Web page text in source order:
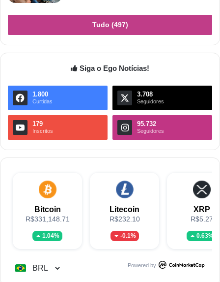
Tudo (497)
Siga o Ego Notícias!
1.800
Curtidas
3.708
Seguidores
179
Inscritos
95.732
Seguidores
Bitcoin
R$331,148.71
1.04%
Litecoin
R$232.10
-0.1%
XRP
R$5.27
0.63%
Powered by